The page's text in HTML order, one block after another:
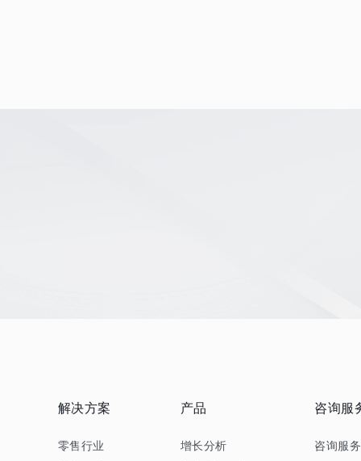
解决方案
零售行业
产品
增长分析
咨询服
咨询服务